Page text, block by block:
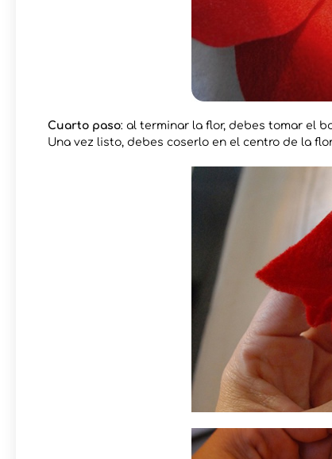
Cuarto paso: al terminar la flor, debes tomar el
Una vez listo, debes coserlo en el centro de la